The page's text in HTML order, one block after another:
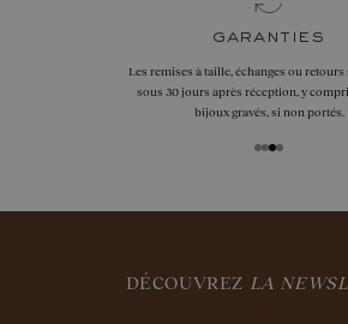
garanties
Les remises à taille, échanges ou
sous 30 jours après réception, y
bijoux gravés, si non portés.
DÉCOUVREZ LA